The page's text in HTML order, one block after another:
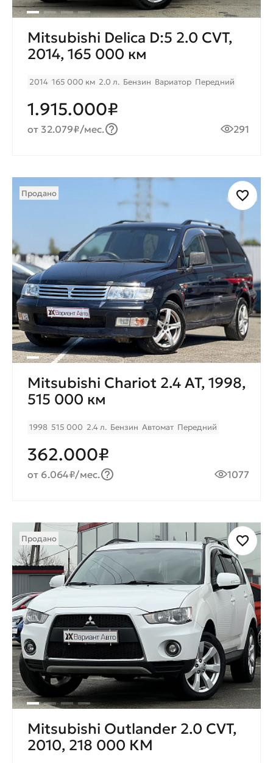
Mitsubishi Delica D:5 2.0 CVT,
2014, 165 000 км
2014 165 000 км 2.0 л. Бензин Вариатор Передний
1.915.000₽
от 32.079₽/мес. 291
Продано
Mitsubishi Chariot 2.4 AT, 1998,
515 000 км
1998 515 000 2.4 л. Бензин Автомат Передний
362.000₽
от 6.064₽/мес. 1077
Продано
Mitsubishi Outlander 2.0 CVT,
2010, 218 000 КМ